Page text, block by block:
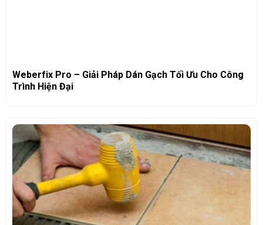
Weberfix Pro – Giải Pháp Dán Gạch Tối Ưu Cho Công
Trình Hiện Đại